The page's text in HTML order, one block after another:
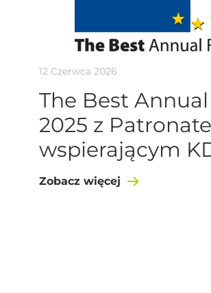
12 Czerwca 2026
The Best
2025 z
wspierającym
Zobacz więcej